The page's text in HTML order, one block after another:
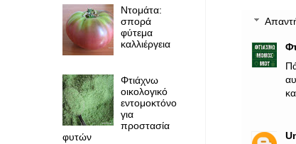
Ντομάτα:
σπορά
φύτεμα
καλλιέργεια
Φτιάχνω
οικολογικό
εντομοκτόνο
για
προστασία
φυτών